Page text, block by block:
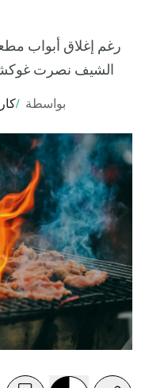
الشيف نصرت
بواسطة /